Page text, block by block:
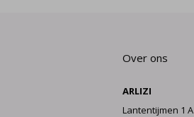
Over ons
ARLIZI
Lantentijmen 1 A